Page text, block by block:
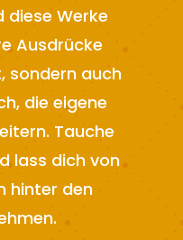
diese Werke
Ausdrücke
sondern auch
die eigene
Tauche
lass dich von
hinter den